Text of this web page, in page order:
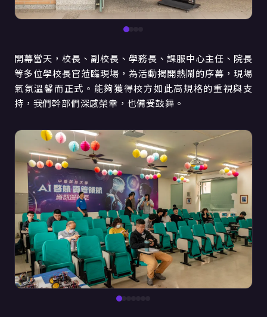
開幕當天，校長、副校長、學務長、課服中心主任、院長
等多位學校長官蒞臨現場，為活動揭開熱鬧的序幕，現場
氣氛溫馨而正式。能夠獲得校方如此高規格的重視與支
持，我們幹部們深感榮幸，也備受鼓舞。